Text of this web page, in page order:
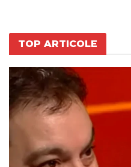
TOP ARTICOLE